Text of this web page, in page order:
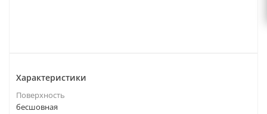
Характеристики
Поверхность
бесшовная